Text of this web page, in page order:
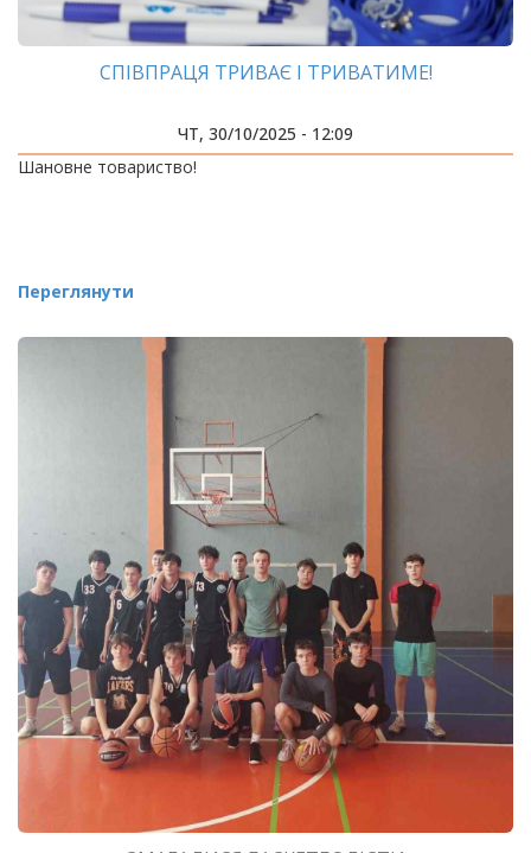
СПІВПРАЦЯ ТРИВАЄ І ТРИВАТИМЕ!
ЧТ, 30/10/2025 - 12:09
Шановне товариство!
Переглянути